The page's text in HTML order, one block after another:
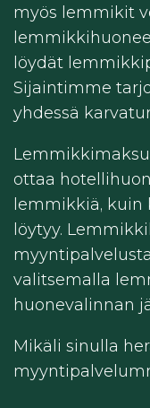
myös lemmikit
löydät
Sijaintimme
yhdessä
ottaa
lemmikkiä, kuin
löytyy.
valitsemalla
huonevalinnan
Mikäli sinulla